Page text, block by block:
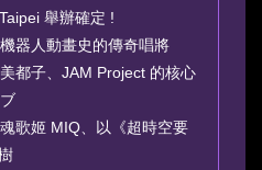
舉辦確定 !
器人動畫史的傳奇唱將
都子、JAM Project 的核心
歌姬 MIQ、以《超時空要